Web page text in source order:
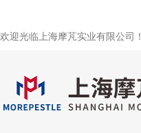
欢迎光临上海摩芃实业有限公司！